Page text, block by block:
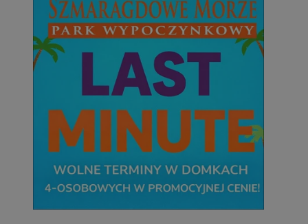
Wydajność Targetowanie
Niezbędne pliki cookie umożliwiają korzystanie z podstawowych
można prawidłowo korzystać ze strony internetowej.
Nazwa
SessID
mojetychy.pl